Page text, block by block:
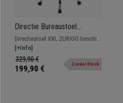
Directie Bureaustoel
ZURIGO, XXL, Dikke Vulling,
Leder Bekleding Kleur Zwart
Directiestoel XXL ZURIGO beschikt
over een spectaculair design en
veel comfort, met metalen frame,
dikke vulling en bekleed met
[+Info]
329,90 €
199,90 € Zonder Stock